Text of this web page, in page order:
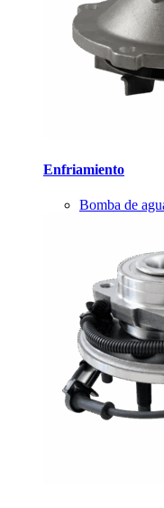
Enfriamiento
Bomba de